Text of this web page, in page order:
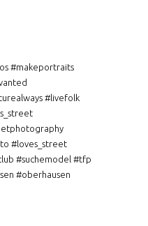
#makeportraits
#livefolk
#loves_street
#suchemodel #tfp
#oberhausen